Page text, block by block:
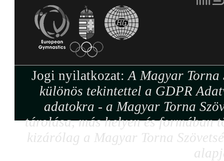
Jogi nyilatkozat:A Magyar Torna
különös tekintettel a GDPR
adatokra - a Magyar Torna
tárolása, más helyen és formában
kizárólag a Magyar Torna